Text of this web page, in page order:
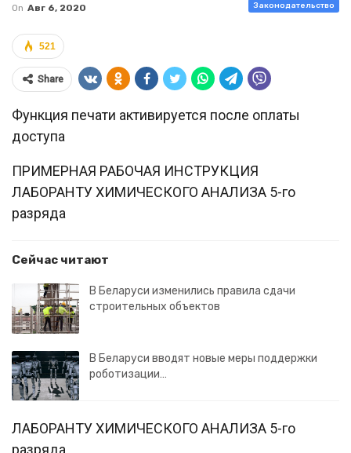
Законодательство
On Авг 6, 2020
521
Share
Функция печати активируется после оплаты
доступа
ПРИМЕРНАЯ РАБОЧАЯ ИНСТРУКЦИЯ
ЛАБОРАНТУ ХИМИЧЕСКОГО АНАЛИЗА 5-го
разряда
Сейчас читают
В Беларуси изменились правила сдачи
строительных объектов
В Беларуси вводят новые меры поддержки
роботизации…
ЛАБОРАНТУ ХИМИЧЕСКОГО АНАЛИЗА 5-го
разряда